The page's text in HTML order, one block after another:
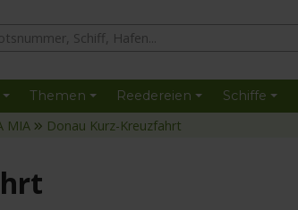
Themen Reedereien Schiffe
MIA Donau Kurz-Kreuzfahrt